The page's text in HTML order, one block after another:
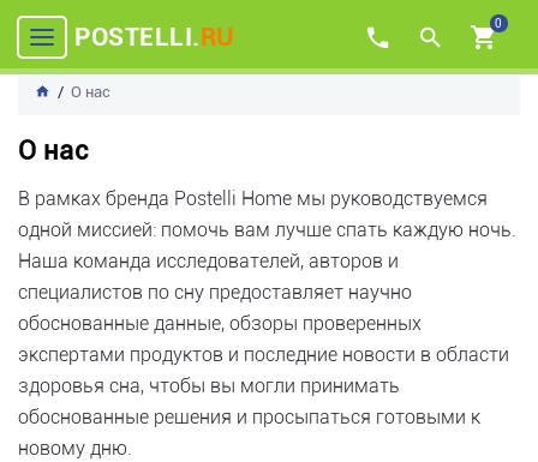
POSTELLI.RU 0
О нас
О нас
В рамках бренда Postelli Home мы руководствуемся
одной миссией: помочь вам лучше спать каждую ночь.
Наша команда исследователей, авторов и
специалистов по сну предоставляет научно
обоснованные данные, обзоры проверенных
экспертами продуктов и последние новости в области
здоровья сна, чтобы вы могли принимать
обоснованные решения и просыпаться готовыми к
новому дню.